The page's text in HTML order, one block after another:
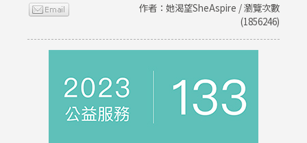
作者：她渴望SheAspire / 瀏覽次數
(1856246)